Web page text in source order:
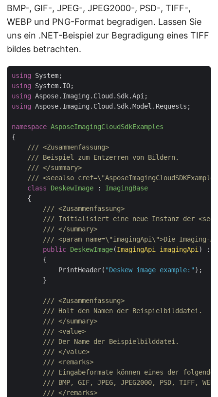
BMP-, GIF-, JPEG-, JPEG2000-, PSD-, TIFF-,
WEBP und PNG-Format begradigen. Lassen Sie
uns ein .NET-Beispiel zur Begradigung eines TIFF
bildes betrachten.
using
using
using
using Aspose.Imaging.Cloud.Sdk.Model.Requests;
namespace AsposeImagingCloudSdkExamples
{
/// <Zusammenfassung>
/// Beispiel zum Entzerren von Bildern.
/// </summary>
/// <seealso
class
DeskewImage : ImagingBase
    {
/// <Zusammenfassung>
/// Initialisiert eine neue Instanz der <see
/// </summary>
/// <param name=\"imagingApi\">Die Imaging-
public DeskewImage(ImagingApi imagingApi ) :
        {
            PrintHeader(
"Deskew image example:" );
        }
/// <Zusammenfassung>
/// Holt den Namen der Beispielbilddatei.
/// </summary>
/// <value>
/// Der Name der Beispielbilddatei.
/// </value>
/// <remarks>
/// Eingabeformate können eines der
/// BMP, GIF, JPEG, JPEG2000, PSD, TIFF,
/// </remarks>